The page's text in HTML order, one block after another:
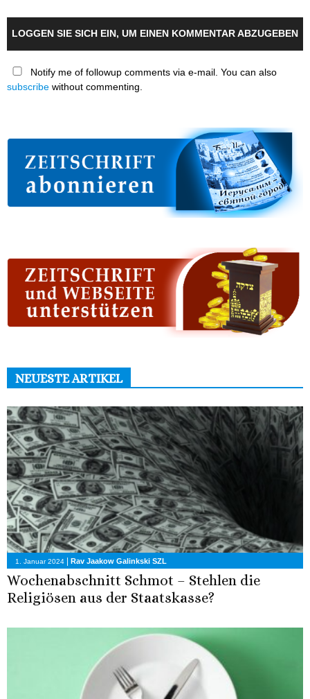
LOGGEN SIE SICH EIN, UM EINEN KOMMENTAR ABZUGEBEN
Notify me of followup comments via e-mail. You can also
subscribe without commenting.
NEUESTE ARTIKEL
1. Januar 2024 Rav Jaakow Galinkski SZL
Wochenabschnitt Schmot – Stehlen die
Religiösen aus der Staatskasse?